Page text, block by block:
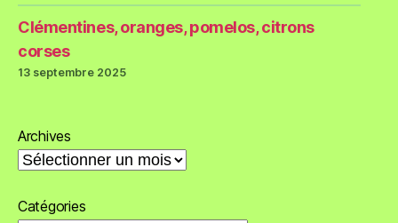
Clémentines, oranges, pomelos, citrons
corses
13 septembre 2025
Archives
Catégories